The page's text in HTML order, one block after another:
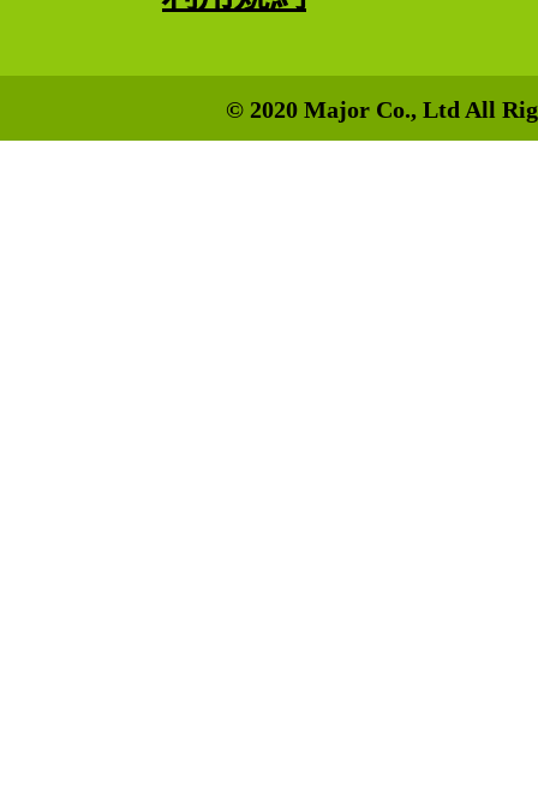
© 2020 Major Co., Ltd All